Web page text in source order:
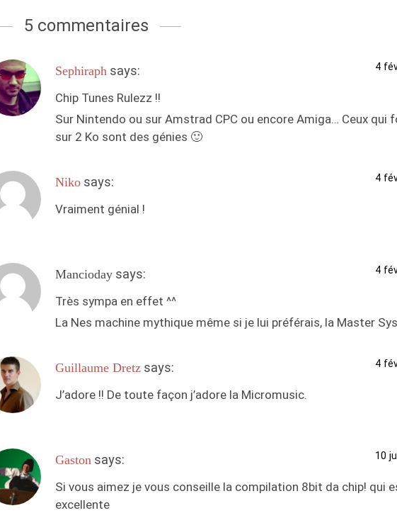
5 commentaires
Sephiraph says: 4
Chip Tunes Rulezz !!
Sur Nintendo ou sur Amstrad CPC ou encore Amiga… Ceux qui
sur 2 Ko sont des génies 🙂
Niko says: 4
Vraiment génial !
Mancioday says: 4
Très sympa en effet ^^
La Nes machine mythique même si je lui préférais, la Master
Guillaume Dretz says: 4
J’adore !! De toute façon j’adore la Micromusic.
Gaston says: 10
Si vous aimez je vous conseille la compilation 8bit da chip! qui
excellente